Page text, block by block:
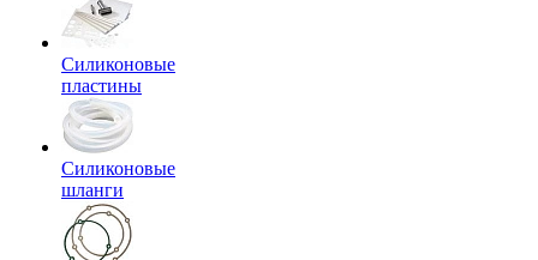
Силиконовые
пластины
Силиконовые
шланги